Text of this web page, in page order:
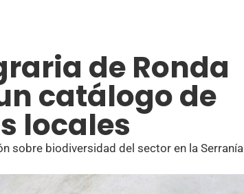
de Ronda
catálogo de
locales
sobre biodiversidad del sector en la Serranía